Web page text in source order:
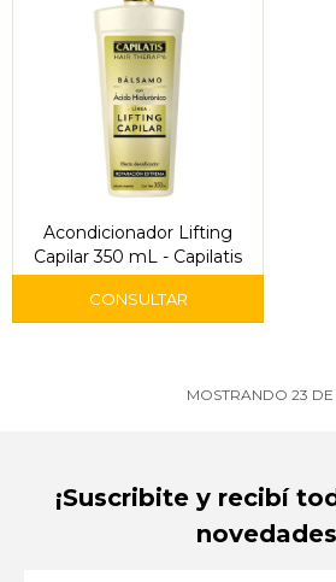
Acondicionador Lifting
Capilar 350 mL - Capilatis
MOSTRANDO 23 DE
¡Suscribite y recibí